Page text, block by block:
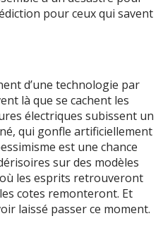
pour ceux qui savent
d’une technologie par
là que se cachent les
électriques subissent un
qui gonfle artificiellement
est une chance
sur des modèles
les esprits retrouveront
cotes remonteront. Et
laissé passer ce moment.